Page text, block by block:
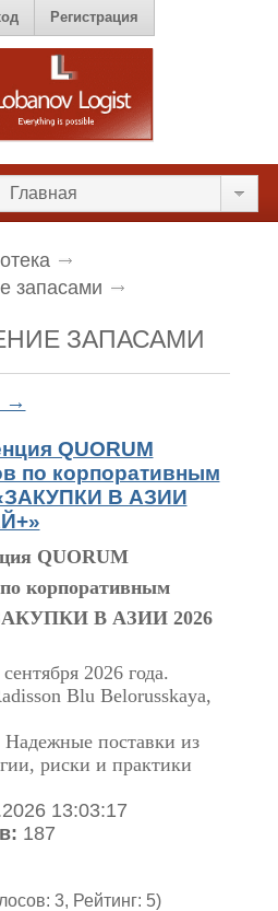
Регистрация
Главная
запасами
ЗАПАСАМИ
→
QUORUM
по корпоративным
В АЗИИ
QUORUM
корпоративным
В АЗИИ 2026
2026 года.
Blu Belorusskaya,
Надежные поставки из
риски и практики
13:03:17
187
3, Рейтинг: 5)